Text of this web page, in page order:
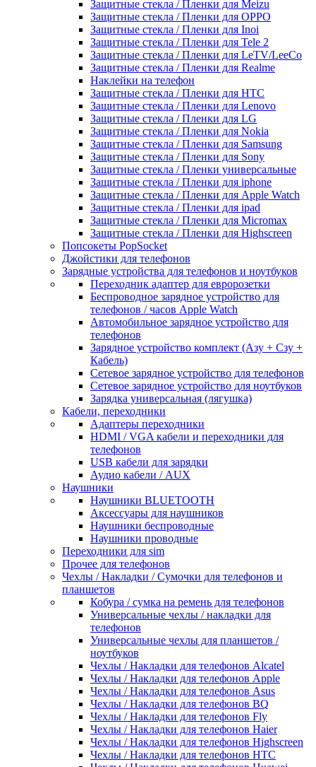
Защитные стекла / Пленки для Meizu
Защитные стекла / Пленки для OPPO
Защитные стекла / Пленки для Inoi
Защитные стекла / Пленки для Tele 2
Защитные стекла / Пленки для LeTV/LeeCo
Защитные стекла / Пленки для Realme
Наклейки на телефон
Защитные стекла / Пленки для HTC
Защитные стекла / Пленки для Lenovo
Защитные стекла / Пленки для LG
Защитные стекла / Пленки для Nokia
Защитные стекла / Пленки для Samsung
Защитные стекла / Пленки для Sony
Защитные стекла / Пленки универсальные
Защитные стекла / Пленки для iphone
Защитные стекла / Пленки для Apple Watch
Защитные стекла / Пленки для ipad
Защитные стекла / Пленки для Micromax
Защитные стекла / Пленки для Highscreen
Попсокеты PopSocket
Джойстики для телефонов
Зарядные устройства для телефонов и ноутбуков
Переходник адаптер для евророзетки
Беспроводное зарядное устройство для
телефонов / часов Apple Watch
Автомобильное зарядное устройство для
телефонов
Зарядное устройство комплект (Азу + Сзу +
Кабель)
Сетевое зарядное устройство для телефонов
Сетевое зарядное устройство для ноутбуков
Зарядка универсальная (лягушка)
Кабели, переходники
Адаптеры переходники
HDMI / VGA кабели и переходники для
телефонов
USB кабели для зарядки
Аудио кабели / AUX
Наушники
Наушники BLUETOOTH
Аксессуары для наушников
Наушники беспроводные
Наушники проводные
Переходники для sim
Прочее для телефонов
Чехлы / Накладки / Сумочки для телефонов и
планшетов
Кобура / сумка на ремень для телефонов
Универсальные чехлы / накладки для
телефонов
Универсальные чехлы для планшетов /
ноутбуков
Чехлы / Накладки для телефонов Alcatel
Чехлы / Накладки для телефонов Apple
Чехлы / Накладки для телефонов Asus
Чехлы / Накладки для телефонов BQ
Чехлы / Накладки для телефонов Fly
Чехлы / Накладки для телефонов Haier
Чехлы / Накладки для телефонов Highscreen
Чехлы / Накладки для телефонов HTC